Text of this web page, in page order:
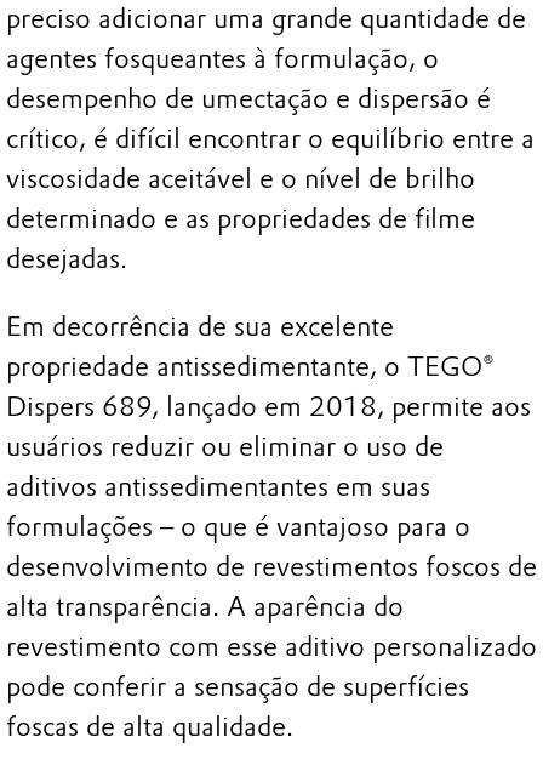
preciso adicionar uma grande quantidade de
agentes fosqueantes à formulação, o
desempenho de umectação e dispersão é
crítico, é difícil encontrar o equilíbrio entre a
viscosidade aceitável e o nível de brilho
determinado e as propriedades de filme
desejadas.
Em decorrência de sua excelente
propriedade antissedimentante, o TEGO®
Dispers 689, lançado em 2018, permite aos
usuários reduzir ou eliminar o uso de
aditivos antissedimentantes em suas
formulações – o que é vantajoso para o
desenvolvimento de revestimentos foscos de
alta transparência. A aparência do
revestimento com esse aditivo personalizado
pode conferir a sensação de superfícies
foscas de alta qualidade.